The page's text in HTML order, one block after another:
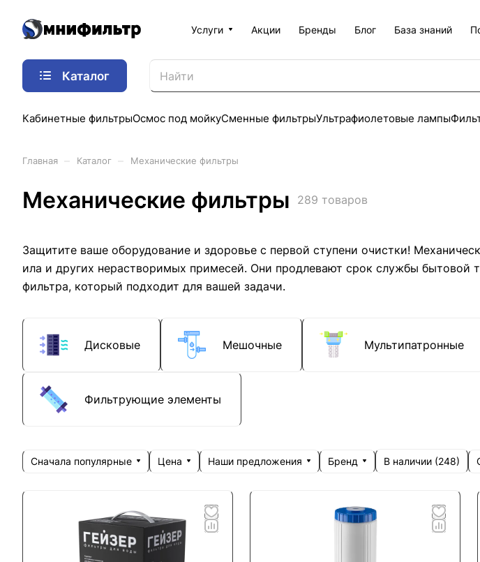
Услуги Акции Бренды Блог База знаний
Каталог
Кабинетные фильтрыОсмос под мойкуСменные фильтрыУльтрафиолетовые лампы
Главная Каталог Механические фильтры
Механические фильтры 289 товаров
Защитите ваше оборудование и здоровье с первой ступени очистки!
ила и других нерастворимых примесей. Они продлевают срок службы бытовой
фильтра, который подходит для вашей задачи.
Дисковые Мешочные Мультипатронные
Фильтрующие элементы
Сначала популярные Цена Наши предложения Бренд В наличии (248)